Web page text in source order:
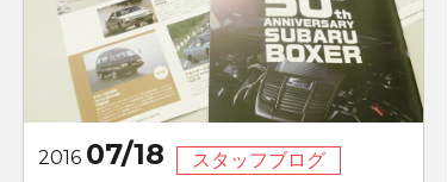
2016 07/18
スタッフブログ